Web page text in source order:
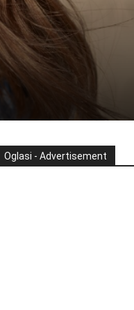
Oglasi - Advertisement